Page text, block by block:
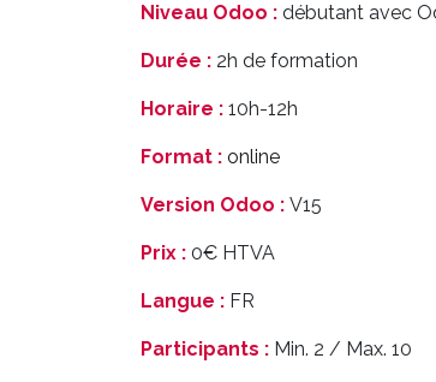
Niveau Odoo : débutant avec
Durée : 2h de formation
Horaire : 10h-12h
Format : online
Version Odoo : V15
Prix : 0€ HTVA
Langue : FR
Participants : Min. 2 / Max. 10